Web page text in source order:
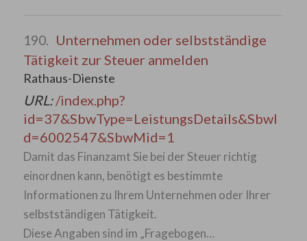
190. Unternehmen oder selbstständige
Tätigkeit zur Steuer anmelden
Rathaus-Dienste
URL:/index.php?
id=37&SbwType=LeistungsDetails&SbwI
d=6002547&SbwMid=1
Damit das Finanzamt Sie bei der Steuer richtig
einordnen kann, benötigt es bestimmte
Informationen zu Ihrem Unternehmen oder Ihrer
selbstständigen Tätigkeit.
Diese Angaben sind im „Fragebogen…